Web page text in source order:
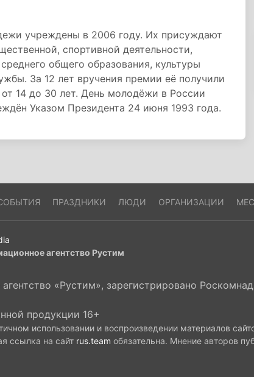
учреждены в 2006 году. Их присуждают
спортивной деятельности,
общего образования, культуры
За 12 лет вручения премии её получили
14 до 30 лет. День молодёжи в России
Указом Президента 24 июня 1993 года.
ПРАЗДНИКИ ЛЮДИ ОРГАНИЗАЦИИ
агентство Рустим
«Рустим», зарегистрировано
продукции 16+
использовании и воспроизведении материалов
ссылка на сайт rus.team обязательна. Мнение авторов